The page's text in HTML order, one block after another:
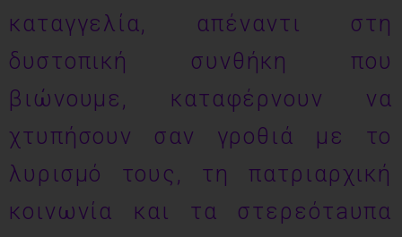
καταγγελία, απέναντι στη
δυστοπική συνθήκη που
βιώνουμε, καταφέρνουν να
χτυπήσουν σαν γροθιά με το
λυρισμό τους, τη πατριαρχική
κοινωνία και τα στερεότaυπα